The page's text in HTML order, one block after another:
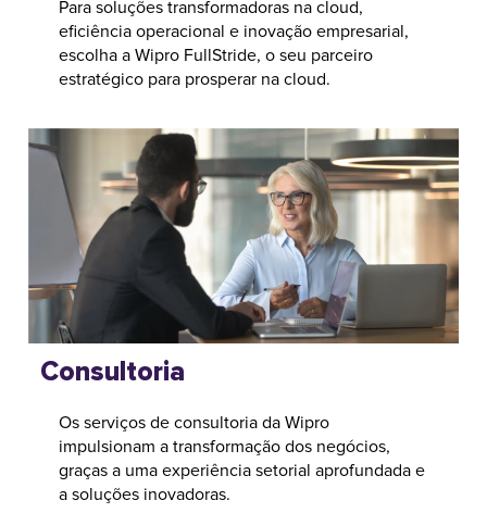
Para soluções transformadoras na cloud,
eficiência operacional e inovação empresarial,
escolha a Wipro FullStride, o seu parceiro
estratégico para prosperar na cloud.
Consultoria
Os serviços de consultoria da Wipro
impulsionam a transformação dos negócios,
graças a uma experiência setorial aprofundada e
a soluções inovadoras.